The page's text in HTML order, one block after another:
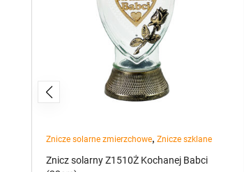
Znicze solarne zmierzchowe, Znicze szklane
Znicz solarny Z1510Ż Kochanej Babci